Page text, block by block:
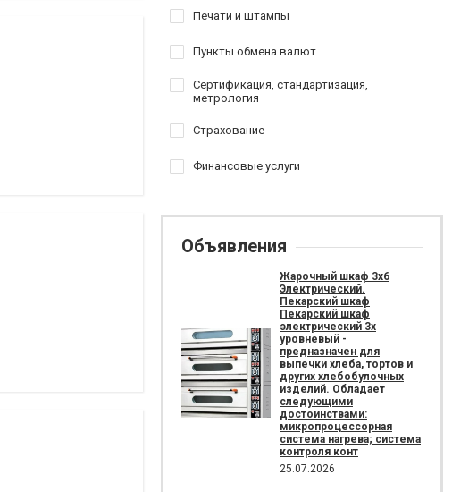
Печати и штампы
Пункты обмена валют
Сертификация, стандартизация,
метрология
Страхование
Финансовые услуги
Объявления
Жарочный шкаф 3х6
Электрический.
Пекарский шкаф
Пекарский шкаф
электрический 3х
уровневый -
предназначен для
выпечки хлеба, тортов и
других хлебобулочных
изделий. Обладает
следующими
достоинствами:
микропроцессорная
система нагрева; система
контроля конт
25.07.2026